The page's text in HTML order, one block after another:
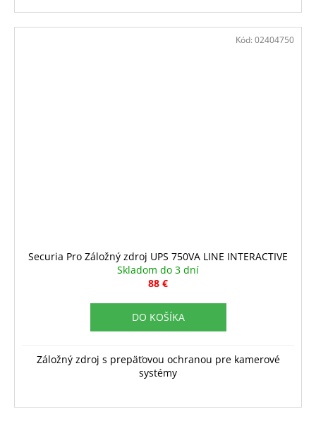
Securia Pro Záložný zdroj UPS 750VA LINE INTERACTIVE
Skladom do 3 dní
88 €
DO KOŠÍKA
Záložný zdroj s prepäťovou ochranou pre kamerové
systémy
Kód: 02404750